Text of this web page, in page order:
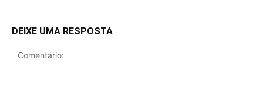
DEIXE UMA RESPOSTA